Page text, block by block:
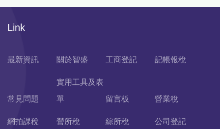
Link
最新資訊 關於智盛 工商登記 記帳報稅
常見問題
實用工具及表
單
留言板 營業稅
網拍課稅 營所稅 綜所稅 公司登記